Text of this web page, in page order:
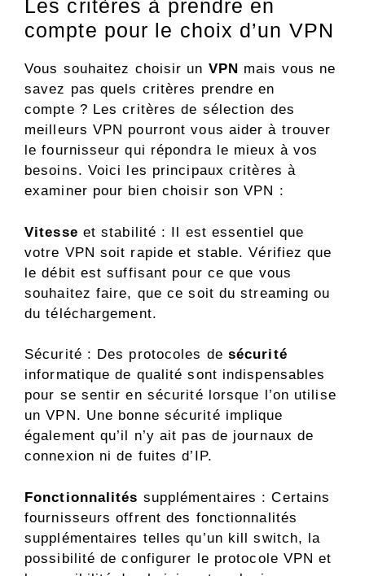
Les critères à prendre en
compte pour le choix d’un VPN
Vous souhaitez choisir un VPN mais vous ne
savez pas quels critères prendre en
compte ? Les critères de sélection des
meilleurs VPN pourront vous aider à trouver
le fournisseur qui répondra le mieux à vos
besoins. Voici les principaux critères à
examiner pour bien choisir son VPN :
Vitesse et stabilité : Il est essentiel que
votre VPN soit rapide et stable. Vérifiez que
le débit est suffisant pour ce que vous
souhaitez faire, que ce soit du streaming ou
du téléchargement.
Sécurité : Des protocoles de sécurité
informatique de qualité sont indispensables
pour se sentir en sécurité lorsque l’on utilise
un VPN. Une bonne sécurité implique
également qu’il n’y ait pas de journaux de
connexion ni de fuites d’IP.
Fonctionnalités supplémentaires : Certains
fournisseurs offrent des fonctionnalités
supplémentaires telles qu’un kill switch, la
possibilité de configurer le protocole VPN et